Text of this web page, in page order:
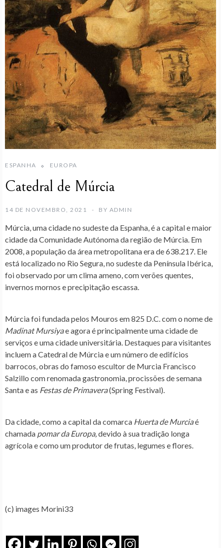
ESPANHA EUROPA
Catedral de Múrcia
14 DE NOVEMBRO, 2021 BY ADMIN
Múrcia , uma cidade no sudeste da Espanha, é a capital e maior
cidade da Comunidade Autónoma da região de Múrcia. Em
2008, a população da área metropolitana era de 638.217. Ele
está localizado no Rio Segura, no sudeste da Península Ibérica,
foi observado por um clima ameno, com verões quentes,
invernos mornos e precipitação escassa.
Múrcia foi fundada pelos Mouros em 825 D.C. com o nome de
Madinat Mursiyae agora é principalmente uma cidade de
serviços e uma cidade universitária. Destaques para visitantes
incluem a Catedral de Múrcia e um número de edifícios
barrocos, obras do famoso escultor de Murcia Francisco
Salzillo com renomada gastronomia, procissões de semana
Santa e as Festas de Primavera(Spring Festival).
Da cidade, como a capital da comarca Huerta de Murciaé
chamada pomar da Europa, devido à sua tradição longa
agrícola e como um produtor de frutas, legumes e flores.
(c) images Morini33